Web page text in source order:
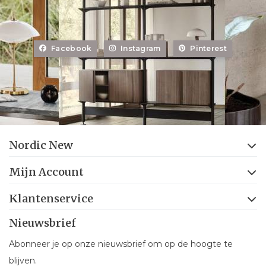
Facebook Instagram Pinterest
Nordic New
Mijn Account
Klantenservice
Nieuwsbrief
Abonneer je op onze nieuwsbrief om op de hoogte te
blijven.